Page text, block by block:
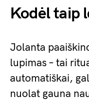
Kodėl taip
Jolanta
lupimas – tai
automatiškai,
nuolat gauna